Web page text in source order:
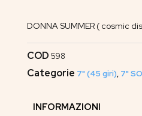
DONNA SUMMER ( cosmic
COD 598
Categorie 7" (45 giri), 7"
INFORMAZIONI